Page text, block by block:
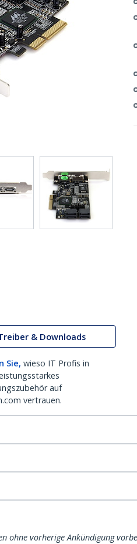
& Downloads
Sie, wieso IT Profis in
auf
vertrauen.
ohne vorherige Ankündigung